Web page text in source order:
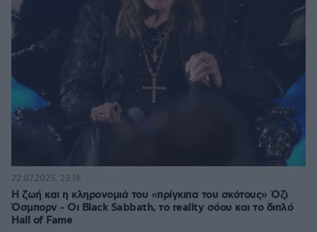
Η ζωή και η κληρονομιά του «πρίγκιπα του σκότους» Όζι
Όσμπορν - Οι Black Sabbath, το reality σόου και το διπλό
Hall of Fame
22.07.2025, 23:16